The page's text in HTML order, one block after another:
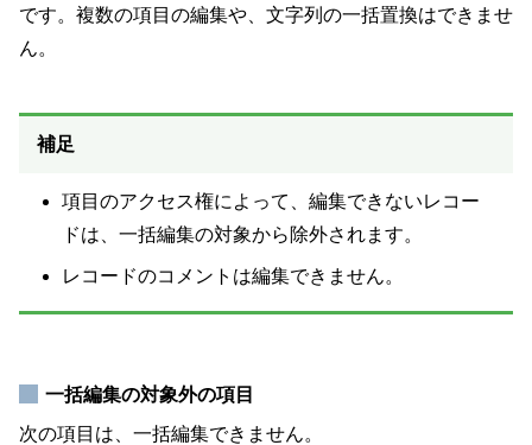
です。複数の項目の編集や、文字列の一括置換はできませ
ん。
補足
項目のアクセス権によって、編集できないレコー
ドは、一括編集の対象から除外されます。
レコードのコメントは編集できません。
一括編集の対象外の項目
次の項目は、一括編集できません。